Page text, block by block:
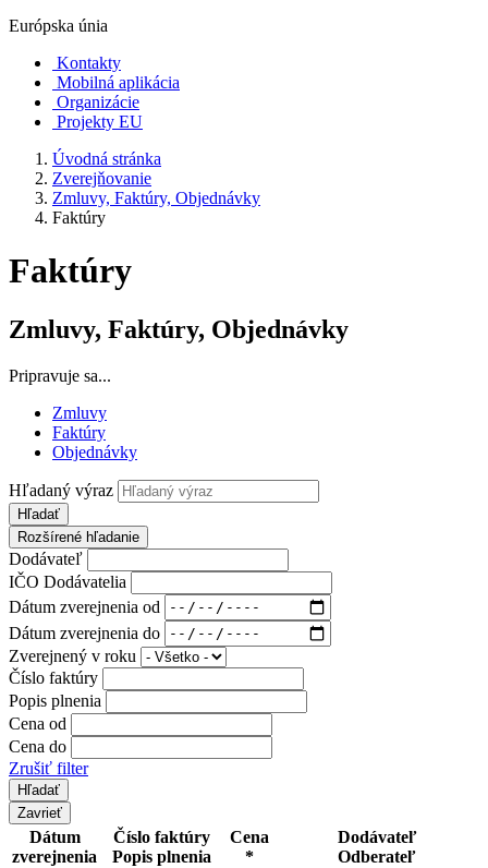
Európska únia
Kontakty
Mobilná aplikácia
Organizácie
Projekty EU
Úvodná stránka
Zverejňovanie
Zmluvy, Faktúry, Objednávky
Faktúry
Faktúry
Zmluvy, Faktúry, Objednávky
Pripravuje sa...
Zmluvy
Faktúry
Objednávky
Hľadaný výraz
Hľadať
Rozšírené hľadanie
Dodávateľ
IČO Dodávatelia
Dátum zverejnenia od
Dátum zverejnenia do
Zverejnený v roku
Číslo faktúry
Popis plnenia
Cena od
Cena do
Zrušiť filter
Zavrieť
Dátum
zverejnenia
Číslo faktúry
Popis plnenia
Cena
*
Dodávateľ
Odberateľ